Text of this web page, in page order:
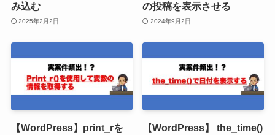
み込む
2025年2月2日
の投稿を表示させる
2024年9月2日
【WordPress】print_rを 【WordPress】 the_time()